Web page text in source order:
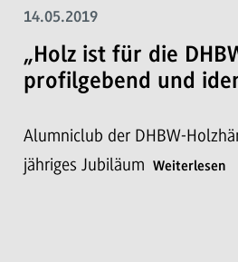
14.05.2019
„Holz ist für die
profilgebend und
Alumniclub der DHBW-
jähriges Jubiläum
Weiterlesen